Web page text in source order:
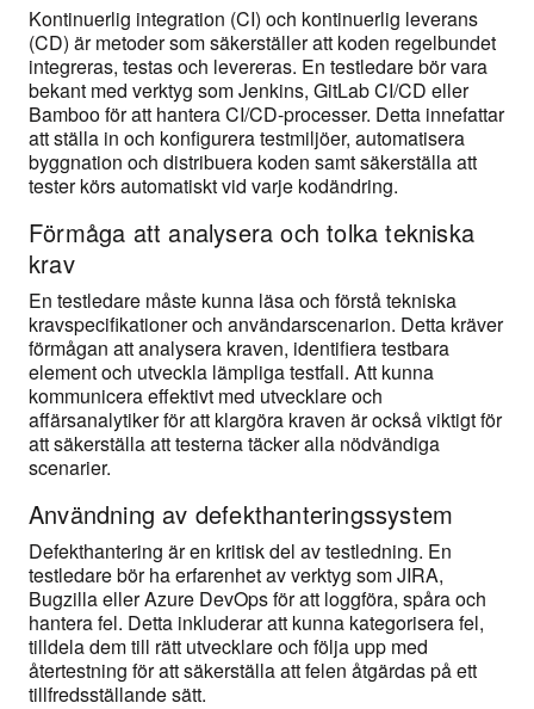
Kontinuerlig integration (CI) och kontinuerlig leverans
(CD) är metoder som säkerställer att koden regelbundet
integreras, testas och levereras. En testledare bör vara
bekant med verktyg som Jenkins, GitLab CI/CD eller
Bamboo för att hantera CI/CD-processer. Detta innefattar
att ställa in och konfigurera testmiljöer, automatisera
byggnation och distribuera koden samt säkerställa att
tester körs automatiskt vid varje kodändring.
Förmåga att analysera och tolka tekniska
krav
En testledare måste kunna läsa och förstå tekniska
kravspecifikationer och användarscenarion. Detta kräver
förmågan att analysera kraven, identifiera testbara
element och utveckla lämpliga testfall. Att kunna
kommunicera effektivt med utvecklare och
affärsanalytiker för att klargöra kraven är också viktigt för
att säkerställa att testerna täcker alla nödvändiga
scenarier.
Användning av defekthanteringssystem
Defekthantering är en kritisk del av testledning. En
testledare bör ha erfarenhet av verktyg som JIRA,
Bugzilla eller Azure DevOps för att loggföra, spåra och
hantera fel. Detta inkluderar att kunna kategorisera fel,
tilldela dem till rätt utvecklare och följa upp med
återtestning för att säkerställa att felen åtgärdas på ett
tillfredsställande sätt.